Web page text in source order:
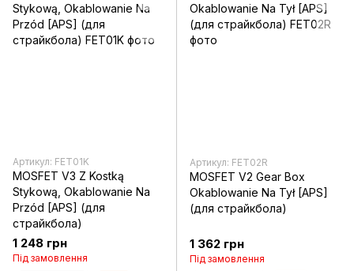
Артикул: FET01K
MOSFET V3 Z Kostką
Stykową, Okablowanie Na
Przód [APS] (для
страйкбола)
1 248 грн
Під замовлення
Артикул: FET02R
MOSFET V2 Gear Box
Okablowanie Na Tył [APS]
(для страйкбола)
1 362 грн
Під замовлення